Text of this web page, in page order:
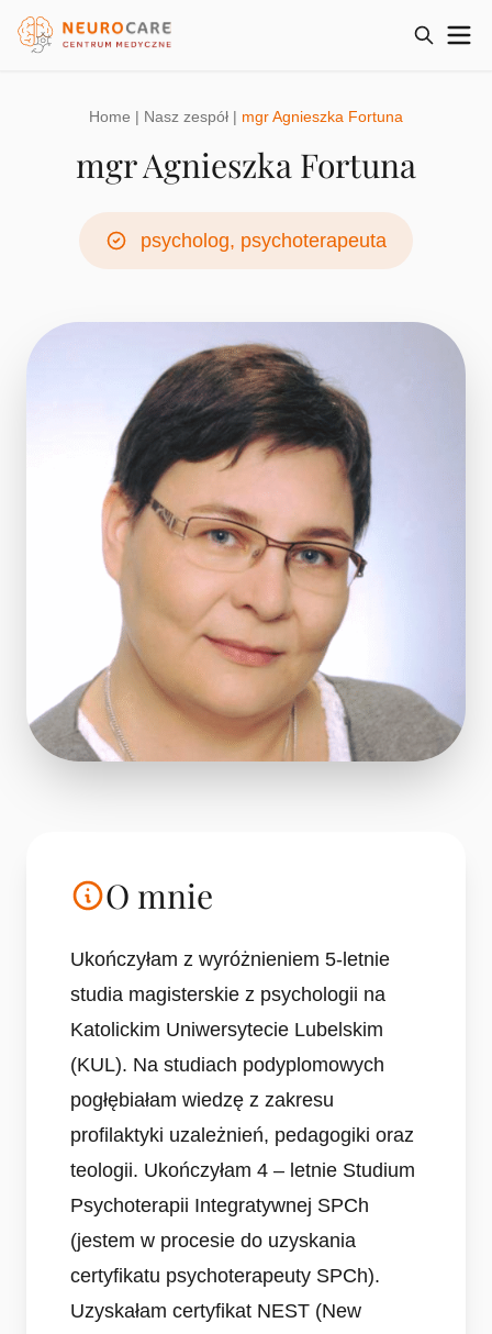
Home | Nasz zespół | mgr Agnieszka Fortuna
mgr Agnieszka Fortuna
psycholog, psychoterapeuta
O mnie
Ukończyłam z wyróżnieniem 5-letnie
studia magisterskie z psychologii na
Katolickim Uniwersytecie Lubelskim
(KUL). Na studiach podyplomowych
pogłębiałam wiedzę z zakresu
profilaktyki uzależnień, pedagogiki oraz
teologii. Ukończyłam 4 – letnie Studium
Psychoterapii Integratywnej SPCh
(jestem w procesie do uzyskania
certyfikatu psychoterapeuty SPCh).
Uzyskałam certyfikat NEST (New